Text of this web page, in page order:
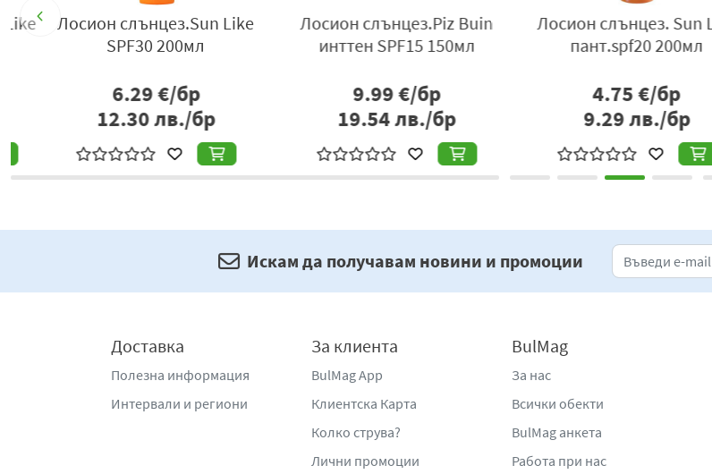
Лосион слънцез.Sun Like
SPF30 200мл
6.29€/бр
12.30лв./бр
Лосион слънцез.Piz Buin
инттен SPF15 150мл
9.99€/бр
19.54лв./бр
Лосион слънцез. Sun Like
пант.spf20 200мл
4.75€/бр
9.29лв./бр
Искам да получавам новини и промоции
Доставка
Полезна информация
Интервали и региони
За клиента
BulMag App
Клиентска Карта
Колко струва?
Лични промоции
BulMag
За нас
Всички обекти
BulMag анкета
Работа при нас